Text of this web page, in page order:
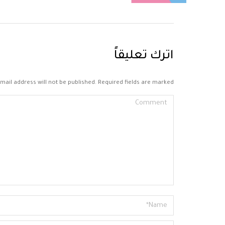
اترك تعليقاً
address will not be published. Required fields are marked
Comment
Name *